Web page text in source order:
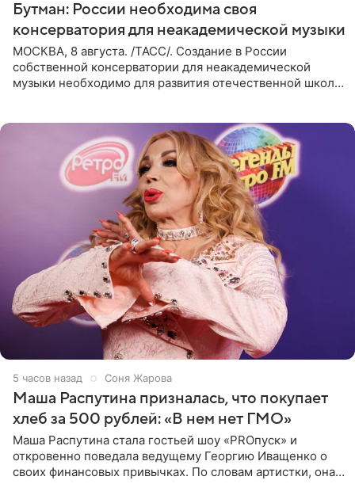
Бутман: России необходима своя
консерватория для неакадемической музыки
МОСКВА, 8 августа. /ТАСС/. Создание в России
собственной консерватории для неакадемической
музыки необходимо для развития отечественной школы
5 часов назад Соня Жарова
Маша Распутина призналась, что покупает
хлеб за 500 рублей: «В нем нет ГМО»
Маша Распутина стала гостьей шоу «PROпуск» и
откровенно поведала ведущему Георгию Иващенко о
своих финансовых привычках. По словам артистки, она